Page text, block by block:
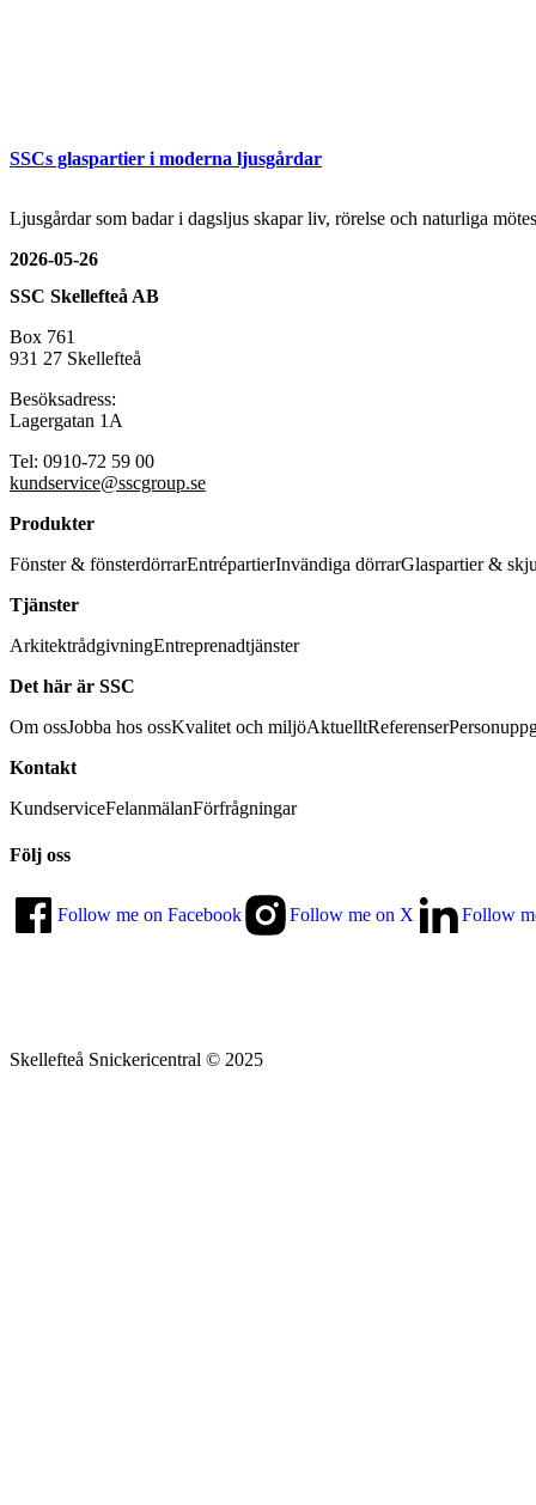
SSCs glaspartier i moderna ljusgårdar
Ljusgårdar som badar i dagsljus skapar liv, rörelse och naturliga
2026-05-26
SSC Skellefteå AB
Box 761
931 27 Skellefteå
Besöksadress:
Lagergatan 1A
Tel: 0910-72 59 00
kundservice@sscgroup.se
Produkter
Fönster & fönsterdörrarEntrépartierInvändiga dörrarGlaspartier &
Tjänster
ArkitektrådgivningEntreprenadtjänster
Det här är SSC
Om ossJobba hos ossKvalitet och miljöAktuelltReferenser
Kontakt
KundserviceFelanmälanFörfrågningar
Följ oss
Follow me on Facebook Follow me on X Follow
Skellefteå Snickericentral © 2025